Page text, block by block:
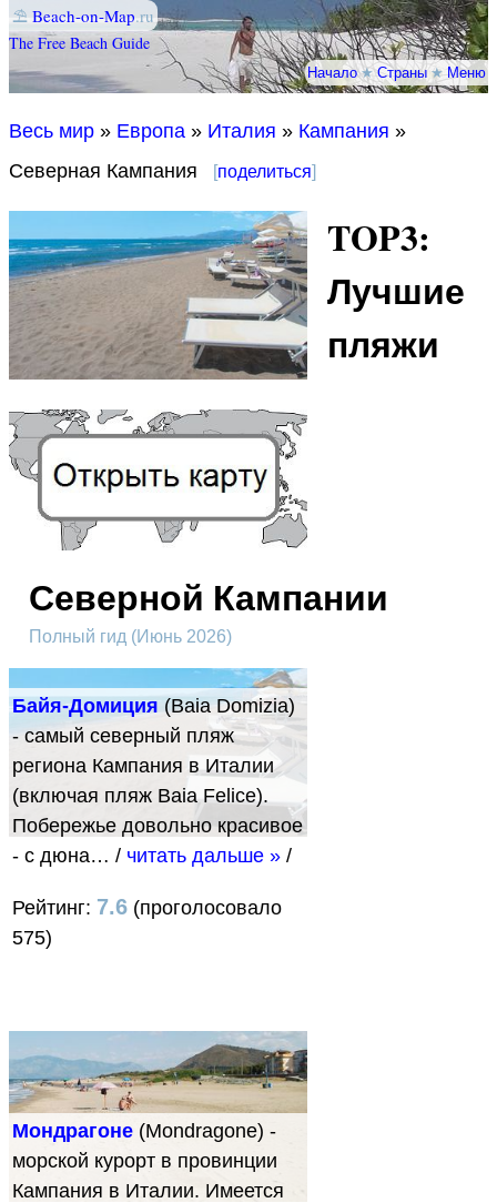
⛱ Beach-on-Map.ru
The Free Beach Guide
Начало★Страны★Меню
Весь мир » Европа » Италия » Кампания »
Северная Кампания
[поделиться]
TOP3:
Лучшие
пляжи
Северной Кампании
Полный гид (Июнь 2026)
Байя-Домиция (Baia Domizia)
- самый северный пляж
региона Кампания в Италии
(включая пляж Baia Felice).
Побережье довольно красивое
- с дюна… / читать дальше » /
Рейтинг: 7.6 (проголосовало
575)
Мондрагоне (Mondragone) -
морской курорт в провинции
Кампания в Италии. Имеется